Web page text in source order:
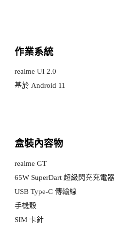
作業系統
realme UI 2.0
基於 Android 11
盒裝內容物
realme GT
65W SuperDart 超級閃充充電器
USB Type-C 傳輸線
手機殼
SIM 卡針